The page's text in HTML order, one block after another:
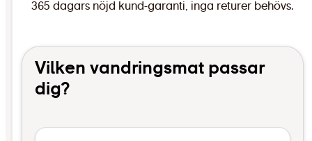
365 dagars nöjd kund-garanti, inga returer behövs.
Vilken vandringsmat passar
dig?